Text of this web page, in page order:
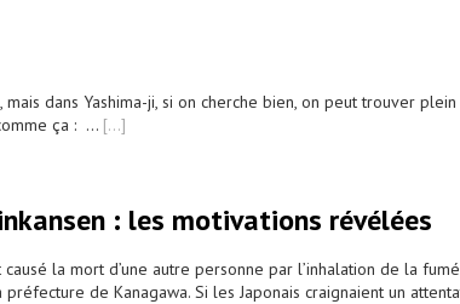
dans Yashima-ji, si on cherche bien, on peut trouver
ça : ... [...]
: les motivations révélées
la mort d’une autre personne par l’inhalation de la
de Kanagawa. Si les Japonais craignaient un